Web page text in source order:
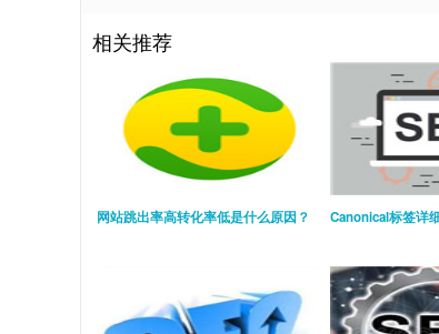
相关推荐
网站跳出率高转化率低是什么原因？ Canonical标签详